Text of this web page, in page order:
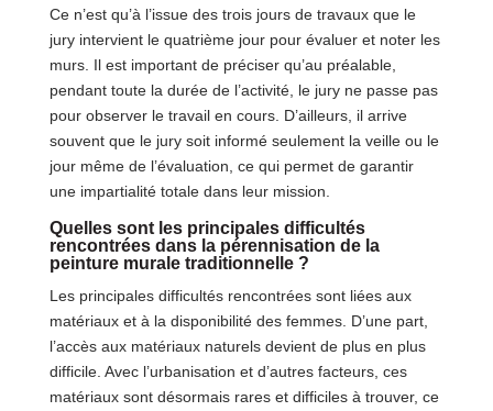
Ce n’est qu’à l’issue des trois jours de travaux que le
jury intervient le quatrième jour pour évaluer et noter les
murs. Il est important de préciser qu’au préalable,
pendant toute la durée de l’activité, le jury ne passe pas
pour observer le travail en cours. D’ailleurs, il arrive
souvent que le jury soit informé seulement la veille ou le
jour même de l’évaluation, ce qui permet de garantir
une impartialité totale dans leur mission.
Quelles sont les principales difficultés
rencontrées dans la pérennisation de la
peinture murale traditionnelle ?
Les principales difficultés rencontrées sont liées aux
matériaux et à la disponibilité des femmes. D’une part,
l’accès aux matériaux naturels devient de plus en plus
difficile. Avec l’urbanisation et d’autres facteurs, ces
matériaux sont désormais rares et difficiles à trouver, ce